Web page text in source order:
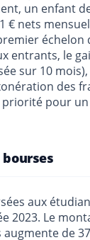
un enfant
€ nets
échelon
entrants, le
sur 10
des
priorité pour
aux
2023. Le
de